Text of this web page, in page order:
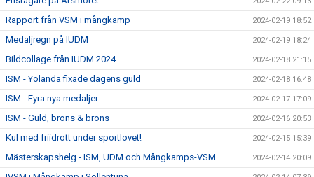
Rapport från VSM i mångkamp 2024-02-19 18:52
Medaljregn på IUDM 2024-02-19 18:24
Bildcollage från IUDM 2024 2024-02-18 21:15
ISM - Yolanda fixade dagens guld 2024-02-18 16:48
ISM - Fyra nya medaljer 2024-02-17 17:09
ISM - Guld, brons & brons 2024-02-16 20:53
Kul med friidrott under sportlovet! 2024-02-15 15:39
Mästerskapshelg - ISM, UDM och Mångkamps-VSM 2024-02-14 20:09